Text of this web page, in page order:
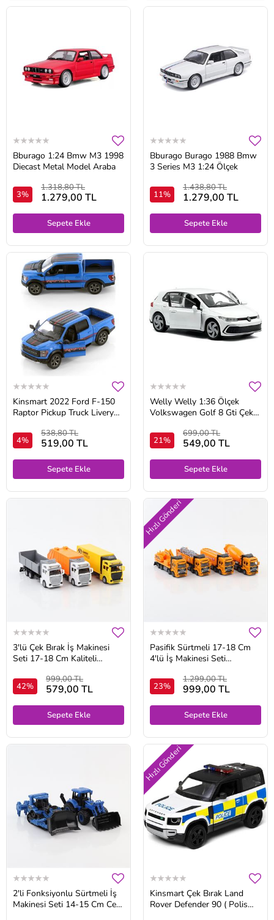
Bburago 1:24 Bmw M3 1998
Diecast Metal Model Araba
3%
1.318,80 TL
1.279,00 TL
Sepete Ekle
Bburago Burago 1988 Bmw
3 Series M3 1:24 Ölçek
11%
1.438,80 TL
1.279,00 TL
Sepete Ekle
Kinsmart 2022 Ford F-150
Raptor Pickup Truck Livery
4%
538,80 TL
519,00 TL
Sepete Ekle
Welly Welly 1:36 Ölçek
Volkswagen Golf 8 Gti Çek
21%
699,00 TL
549,00 TL
Sepete Ekle
3'lü Çek Bırak İş Makinesi
Seti 17-18 Cm Kaliteli
42%
999,00 TL
579,00 TL
Sepete Ekle
Hızlı Gönderi
Pasifik Sürtmeli 17-18 Cm
4'lü İş Makinesi Seti
23%
1.299,00 TL
999,00 TL
Sepete Ekle
2'li Fonksiyonlu Sürtmeli İş
Makinesi Seti 14-15 Cm Ce
Hızlı Gönderi
Kinsmart Çek Bırak Land
Rover Defender 90 ( Polis